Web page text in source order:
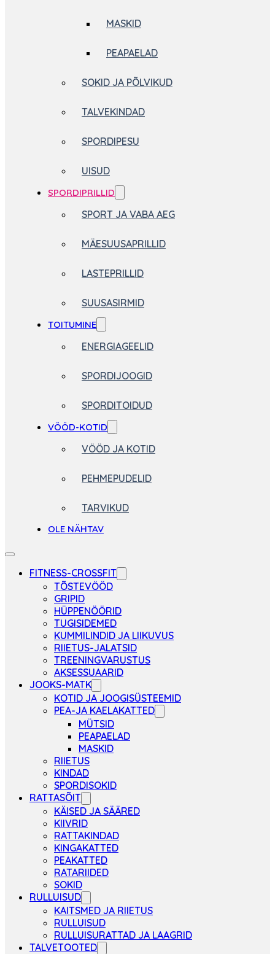
MASKID
PEAPAELAD
SOKID JA PÕLVIKUD
TALVEKINDAD
SPORDIPESU
UISUD
SPORDIPRILLID
SPORT JA VABA AEG
MÄESUUSAPRILLID
LASTEPRILLID
SUUSASIRMID
TOITUMINE
ENERGIAGEELID
SPORDIJOOGID
SPORDITOIDUD
VÖÖD-KOTID
VÖÖD JA KOTID
PEHMEPUDELID
TARVIKUD
OLE NÄHTAV
FITNESS-CROSSFIT
TÕSTEVÖÖD
GRIPID
HÜPPENÖÖRID
TUGISIDEMED
KUMMILINDID JA LIIKUVUS
RIIETUS-JALATSID
TREENINGVARUSTUS
AKSESSUAARID
JOOKS-MATK
KOTID JA JOOGISÜSTEEMID
PEA-JA KAELAKATTED
MÜTSID
PEAPAELAD
MASKID
RIIETUS
KINDAD
SPORDISOKID
RATTASÕIT
KÄISED JA SÄÄRED
KIIVRID
RATTAKINDAD
KINGAKATTED
PEAKATTED
RATARIIDED
SOKID
RULLUISUD
KAITSMED JA RIIETUS
RULLUISUD
RULLUISURATTAD JA LAAGRID
TALVETOOTED